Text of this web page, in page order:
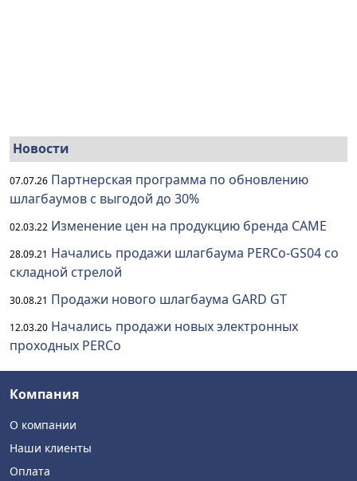
Новости
07.07.26 Партнерская программа по обновлению
шлагбаумов с выгодой до 30%
02.03.22 Изменение цен на продукцию бренда CAME
28.09.21 Начались продажи шлагбаума PERCo-GS04 со
складной стрелой
30.08.21 Продажи нового шлагбаума GARD GT
12.03.20 Начались продажи новых электронных
проходных PERCo
Компания
О компании
Наши клиенты
Оплата